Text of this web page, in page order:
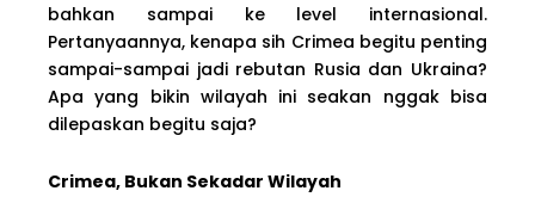
bahkan sampai ke level internasional.
Pertanyaannya, kenapa sih Crimea begitu penting
sampai-sampai jadi rebutan Rusia dan Ukraina?
Apa yang bikin wilayah ini seakan nggak bisa
dilepaskan begitu saja?
Crimea, Bukan Sekadar Wilayah